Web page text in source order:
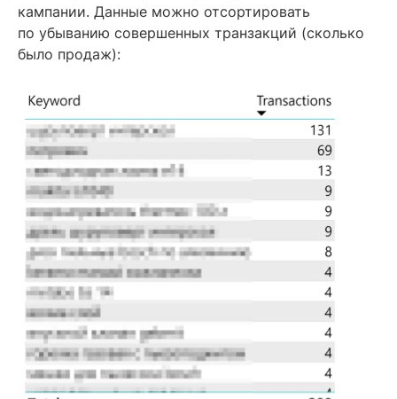
кампании. Данные можно отсортировать
по убыванию совершенных транзакций (сколько
было продаж):